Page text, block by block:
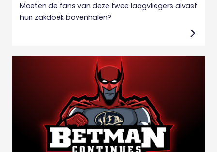
Moeten de fans van deze twee laagvliegers alvast
hun zakdoek bovenhalen?